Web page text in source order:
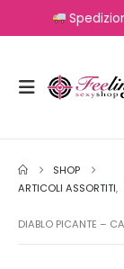
SHOP
ARTICOLI ASSORTITI,
DIABLO PICANTE –